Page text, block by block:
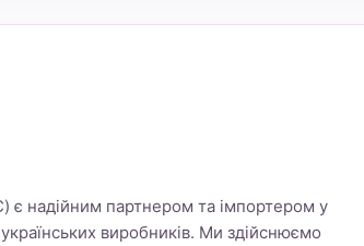
є надійним партнером та імпортером у
виробників. Ми здійснюємо